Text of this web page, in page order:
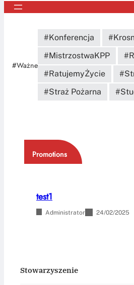
#Ważne
Konferencja
MistrzostwaKPP
RatujemyŻycie
Straż Pożarna
Promotions
test1
Administrator 24/02/2025
Stowarzyszenie